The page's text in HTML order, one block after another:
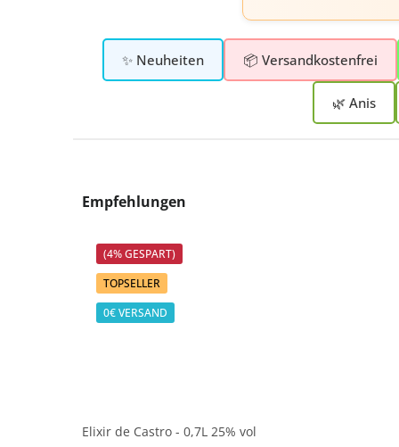
✨ Neuheiten 📦 Versandkostenfrei
🌿 Anis
Produktgalerie überspringen
Empfehlungen
(4% GESPART)
TOPSELLER
0€ VERSAND
Elixir de Castro - 0,7L 25% vol